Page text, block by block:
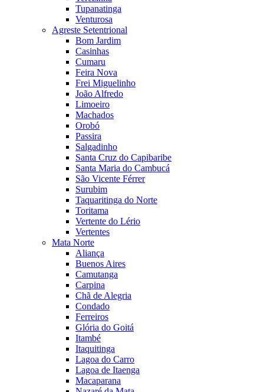
Tupanatinga
Venturosa
Agreste Setentrional
Bom Jardim
Casinhas
Cumaru
Feira Nova
Frei Miguelinho
João Alfredo
Limoeiro
Machados
Orobó
Passira
Salgadinho
Santa Cruz do Capibaribe
Santa Maria do Cambucá
São Vicente Férrer
Surubim
Taquaritinga do Norte
Toritama
Vertente do Lério
Vertentes
Mata Norte
Aliança
Buenos Aires
Camutanga
Carpina
Chã de Alegria
Condado
Ferreiros
Glória do Goitá
Itambé
Itaquitinga
Lagoa do Carro
Lagoa de Itaenga
Macaparana